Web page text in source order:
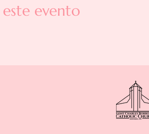
evento